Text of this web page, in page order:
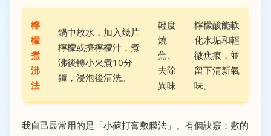
檸
檬
煮
沸
法
鍋中放水，加入幾片
檸檬或擠檸檬汁，煮
沸後轉小火煮10分
鐘，浸泡後清洗。
輕度
燒
焦、
去除
異味
檸檬酸能軟
化水垢和輕
微焦痕，並
留下清新氣
味。
我自己最常用的是「小蘇打膏敷膜法」。有個訣竅：敷的